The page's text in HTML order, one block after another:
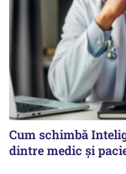
Cum schimbă
dintre medic și